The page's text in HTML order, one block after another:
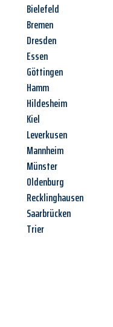
Bielefeld
Bremen
Dresden
Essen
Göttingen
Hamm
Hildesheim
Kiel
Leverkusen
Mannheim
Münster
Oldenburg
Recklinghausen
Saarbrücken
Trier